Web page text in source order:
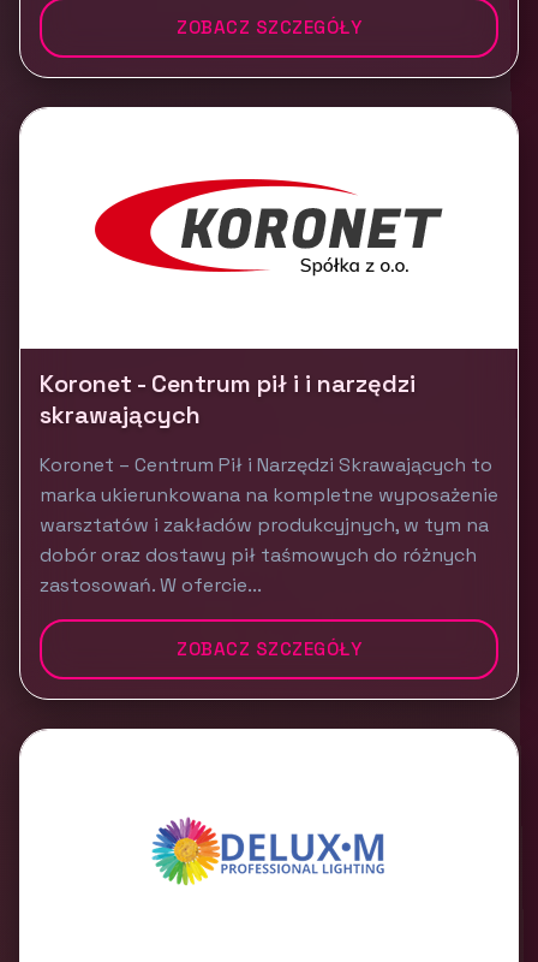
ZOBACZ SZCZEGÓŁY
Koronet - Centrum pił i i narzędzi
skrawających
Koronet – Centrum Pił i Narzędzi Skrawających to
marka ukierunkowana na kompletne wyposażenie
warsztatów i zakładów produkcyjnych, w tym na
dobór oraz dostawy pił taśmowych do różnych
zastosowań. W ofercie...
ZOBACZ SZCZEGÓŁY